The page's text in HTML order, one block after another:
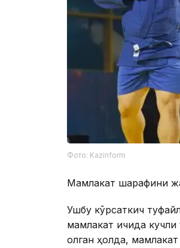
Фото: Kazinform
Мамлакат шарафини
Ушбу кўрсаткич
мамлакат ичида
олган ҳолда,